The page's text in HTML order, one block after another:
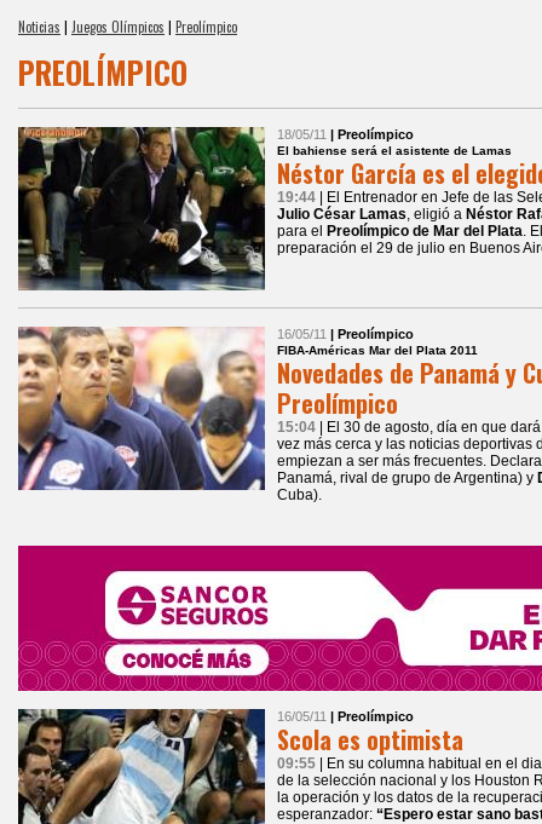
Noticias | Juegos Olímpicos | Preolímpico
PREOLÍMPICO
18/05/11 | Preolímpico
El bahiense será el asistente de Lamas
Néstor García es el
19:44
| El Entrenador en Jefe de las
Julio César Lamas, eligió a Néstor
para el
Preolímpico de Mar del Plata.
preparación el 29 de julio en Buenos
16/05/11 | Preolímpico
FIBA-Américas Mar del Plata 2011
Novedades de Panamá y
Preolímpico
15:04
| El 30 de agosto, día en que
vez más cerca y las noticias deportivas
empiezan a ser más frecuentes.
Panamá, rival de grupo de Argentina) y
Cuba).
16/05/11 | Preolímpico
Scola es optimista
09:55
| En su columna habitual en el
de la selección nacional y los Houston
la operación y los datos de la
esperanzador: “Espero estar sano